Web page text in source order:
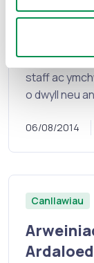
Polisi
Diben:
staff ac
o dwyll neu
06/08/2014
Canllawiau